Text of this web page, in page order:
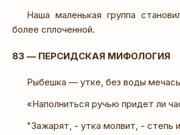
Наша маленькая группа
более сплоченной.
83 — ПЕРСИДСКАЯ МИФОЛОГИЯ
Рыбешка — утке, без воды
«Наполниться ручью придет ли
"Зажарят, - утка молвит, - степь